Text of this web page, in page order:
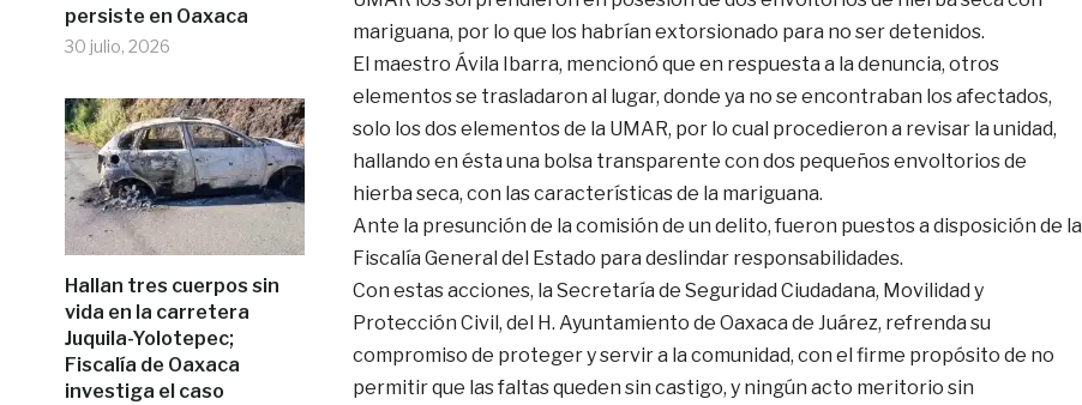
persiste en Oaxaca
30 julio, 2026
Hallan tres cuerpos sin
vida en la carretera
Juquila-Yolotepec;
Fiscalía de Oaxaca
investiga el caso
mariguana, por lo que los habrían extorsionado para no ser detenidos.
El maestro Ávila Ibarra, mencionó que en respuesta a la denuncia, otros
elementos se trasladaron al lugar, donde ya no se encontraban los afectados,
solo los dos elementos de la UMAR, por lo cual procedieron a revisar la unidad,
hallando en ésta una bolsa transparente con dos pequeños envoltorios de
hierba seca, con las características de la mariguana.
Ante la presunción de la comisión de un delito, fueron puestos a disposición de la
Fiscalía General del Estado para deslindar responsabilidades.
Con estas acciones, la Secretaría de Seguridad Ciudadana, Movilidad y
Protección Civil, del H. Ayuntamiento de Oaxaca de Juárez, refrenda su
compromiso de proteger y servir a la comunidad, con el firme propósito de no
permitir que las faltas queden sin castigo, y ningún acto meritorio sin